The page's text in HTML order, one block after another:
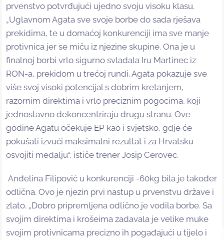
prvenstvo potvrđujući ujedno svoju visoku klasu.
„Uglavnom Agata sve svoje borbe do sada rješava
prekidima, te u domaćoj konkurenciji ima sve manje
protivnica jer se miču iz njezine skupine. Ona je u
finalnoj borbi vrlo sigurno svladala Iru Martinec iz
RON-a, prekidom u trećoj rundi. Agata pokazuje sve
više svoj visoki potencijal s dobrim kretanjem,
razornim direktima i vrlo preciznim pogocima, koji
jednostavno dekoncentriraju drugu stranu. Ove
godine Agatu očekuje EP kao i svjetsko, gdje će
pokušati izvući maksimalni rezultat i za Hrvatsku
osvojiti medalju“, ističe trener Josip Cerovec.
Anđelina Filipović u konkurenciji -60kg bila je također
odlična. Ovo je njezin prvi nastup u prvenstvu države i
zlato. „Dobro pripremljena odlično je vodila borbe. Sa
svojim direktima i krošeima zadavala je velike muke
svojim protivnicama precizno ih pogađajući u tijelo i